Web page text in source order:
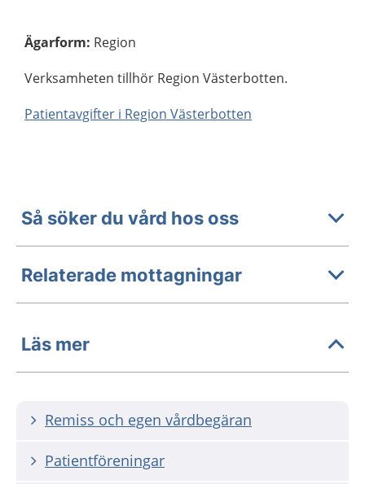
Ägarform: Region
Verksamheten tillhör Region Västerbotten.
Patientavgifter i Region Västerbotten
Så söker du vård hos oss
Relaterade mottagningar
Läs mer
Remiss och egen vårdbegäran
Patientföreningar